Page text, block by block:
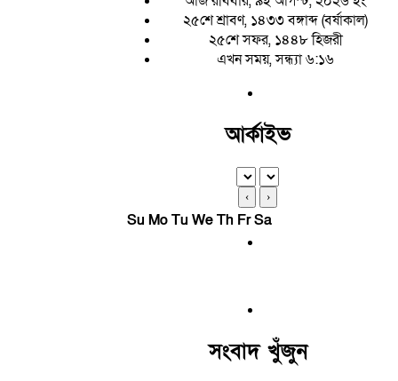
২৫শে শ্রাবণ, ১৪৩৩ বঙ্গাব্দ (বর্ষাকাল)
২৫শে সফর, ১৪৪৮ হিজরী
এখন সময়, সন্ধ্যা ৬:১৬
আর্কাইভ
‹ ›
Su MoTu WeTh FrSa
সংবাদ খুঁজুন